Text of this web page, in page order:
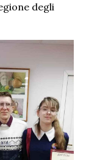
degli